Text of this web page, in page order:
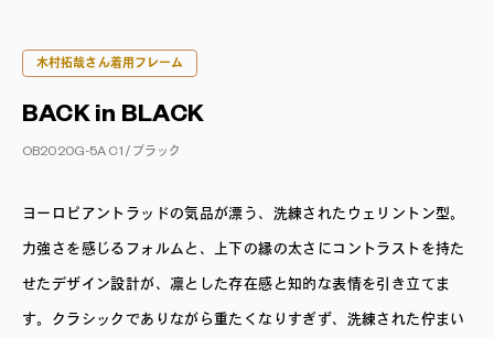
木村拓哉さん着用フレーム
BACK in BLACK
OB2020G-5A C1 / ブラック
ヨーロピアントラッドの気品が漂う、洗練されたウェリントン型。
力強さを感じるフォルムと、上下の縁の太さにコントラストを持た
せたデザイン設計が、凛とした存在感と知的な表情を引き立てま
す。クラシックでありながら重たくなりすぎず、洗練された佇まい